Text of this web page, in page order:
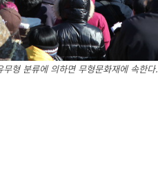
무형 분류에 의하면 무형문화재에 속한다.